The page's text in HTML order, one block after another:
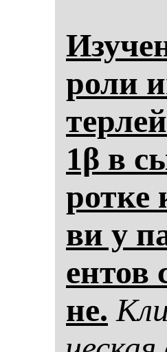
ро­ли
1β в
рот­ке
ви у
ен­тов
не.